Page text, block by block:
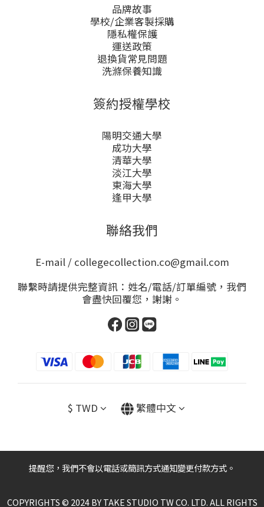
品牌故事
學校/企業客製採購
隱私權保護
運送政策
退換貨常見問題
洗滌保養知識
簽約授權學校
陽明交通大學
成功大學
清華大學
淡江大學
東海大學
逢甲大學
聯絡我們
E-mail / collegecollection.co@gmail.com
聯繫時請提供完整資訊：姓名/電話/訂單編號，我們
會盡快回覆您，謝謝。
$ TWD 繁體中文
提醒您，我們不會以電話或簡訊方式通知變更付款方式。
COPYRIGHTS © 2024 BY TAKE STUDIO TW CO. LTD. ALL RIGHTS